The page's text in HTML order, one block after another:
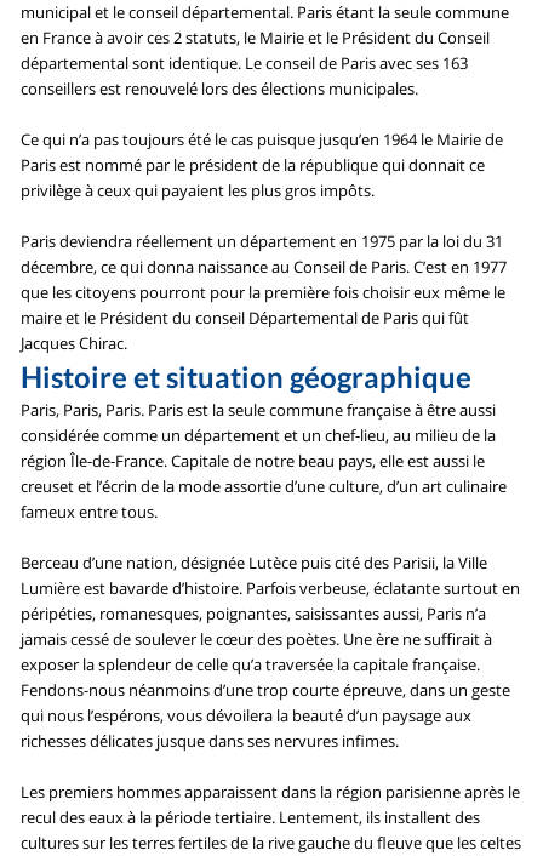
municipal et le conseil départemental. Paris étant la seule commune
en France à avoir ces 2 statuts, le Mairie et le Président du Conseil
départemental sont identique. Le conseil de Paris avec ses 163
conseillers est renouvelé lors des élections municipales.
Ce qui n’a pas toujours été le cas puisque jusqu’en 1964 le Mairie de
Paris est nommé par le président de la république qui donnait ce
privilège à ceux qui payaient les plus gros impôts.
Paris deviendra réellement un département en 1975 par la loi du 31
décembre, ce qui donna naissance au Conseil de Paris. C’est en 1977
que les citoyens pourront pour la première fois choisir eux même le
maire et le Président du conseil Départemental de Paris qui fût
Jacques Chirac.
Histoire et situation géographique
Paris, Paris, Paris. Paris est la seule commune française à être aussi
considérée comme un département et un chef-lieu, au milieu de la
région Île-de-France. Capitale de notre beau pays, elle est aussi le
creuset et l’écrin de la mode assortie d’une culture, d’un art culinaire
fameux entre tous.
Berceau d’une nation, désignée Lutèce puis cité des Parisii, la Ville
Lumière est bavarde d’histoire. Parfois verbeuse, éclatante surtout en
péripéties, romanesques, poignantes, saisissantes aussi, Paris n’a
jamais cessé de soulever le cœur des poètes. Une ère ne suffirait à
exposer la splendeur de celle qu’a traversée la capitale française.
Fendons-nous néanmoins d’une trop courte épreuve, dans un geste
qui nous l’espérons, vous dévoilera la beauté d’un paysage aux
richesses délicates jusque dans ses nervures infimes.
Les premiers hommes apparaissent dans la région parisienne après le
recul des eaux à la période tertiaire. Lentement, ils installent des
cultures sur les terres fertiles de la rive gauche du fleuve que les celtes